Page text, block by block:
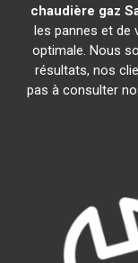
chaudière gaz
les pannes et de
optimale. Nous
résultats, nos
pas à consulter